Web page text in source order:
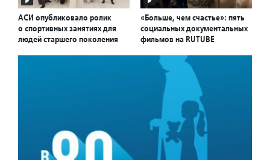
АСИ опубликовало ролик
о спортивных занятиях для
людей старшего поколения
«Больше, чем счастье»: пять
социальных документальных
фильмов на RUTUBE